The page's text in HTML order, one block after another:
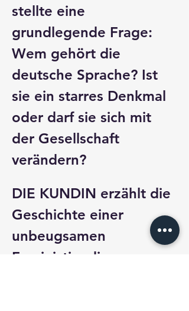
stellte eine
grundlegende Frage:
Wem gehört die
deutsche Sprache? Ist
sie ein starres Denkmal
oder darf sie sich mit
der Gesellschaft
verändern?
DIE KUNDIN erzählt die
Geschichte einer
unbeugsamen
Feministin, die